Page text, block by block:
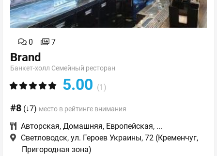
0 7
Brand
Банкет-холл Семейный ресторан
5.00 (1)
#8 (↓7) место в рейтинге внимания
Авторская, Домашняя, Европейская, ...
Светловодск, ул. Героев Украины, 72 (Кременчуг,
Пригородная зона)